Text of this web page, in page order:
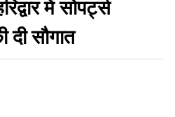
7, 2023
में सोपर्ट्स
सौगात